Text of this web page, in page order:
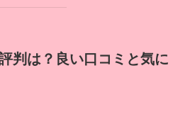
判は？良い口コミと気に